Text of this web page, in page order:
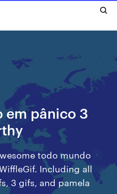
em pânico 3
todo mundo
Including all
3 gifs, and pamela